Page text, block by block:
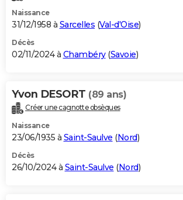
Naissance
31/12/1958 à Sarcelles (Val-d'Oise)
Décès
02/11/2024 à Chambéry(Savoie)
Yvon DESORT (89 ans)
Créer une cagnotte obsèques
Naissance
23/06/1935 à Saint-Saulve (Nord)
Décès
26/10/2024 à Saint-Saulve (Nord)